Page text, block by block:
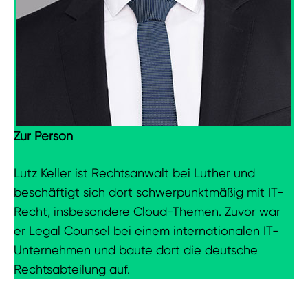
Zur Person
Lutz Keller ist Rechtsanwalt bei Luther und
beschäftigt sich dort schwerpunktmäßig mit IT-
Recht, insbesondere Cloud-Themen. Zuvor war
er Legal Counsel bei einem internationalen IT-
Unternehmen und baute dort die deutsche
Rechtsabteilung auf.